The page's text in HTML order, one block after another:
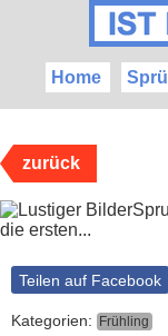
Home
zurück
Teilen auf Facebook
Kategorien: Frühling